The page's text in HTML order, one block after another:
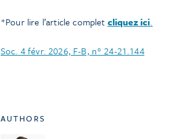
*Pour lire l’article complet cliquez ici.
Soc. 4 févr. 2026, F-B, n° 24-21.144
AUTHORS